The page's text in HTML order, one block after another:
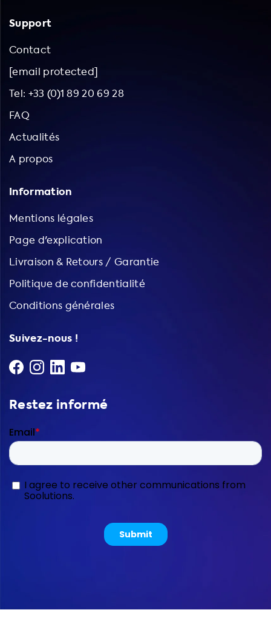
Support
Contact
[email protected]
Tel: +33 (0)1 89 20 69 28
FAQ
Actualités
A propos
Information
Mentions légales
Page d'explication
Livraison & Retours / Garantie
Politique de confidentialité
Conditions générales
Suivez-nous !
Restez informé